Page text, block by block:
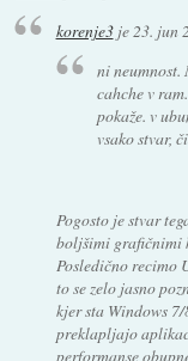
korenje3je23. jun
ni neumnost.
cahche v
pokaže. v
vsako stvar,
Pogosto je stvar
boljšimi grafičnimi
Posledično recimo
to se zelo jasno
kjer sta Windows
preklapljajo
performanse